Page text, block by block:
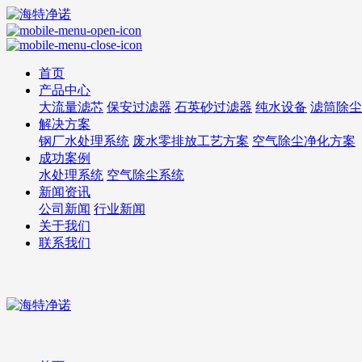
首页
产品中心
大流量滤芯 保安过滤器 石英砂过滤器 纯水设备 滤筒除
解决方案
钢厂水处理系统 废水零排放工艺方案 空气除尘净化方案
成功案例
水处理系统 空气除尘系统
新闻资讯
公司新闻 行业新闻
关于我们
联系我们